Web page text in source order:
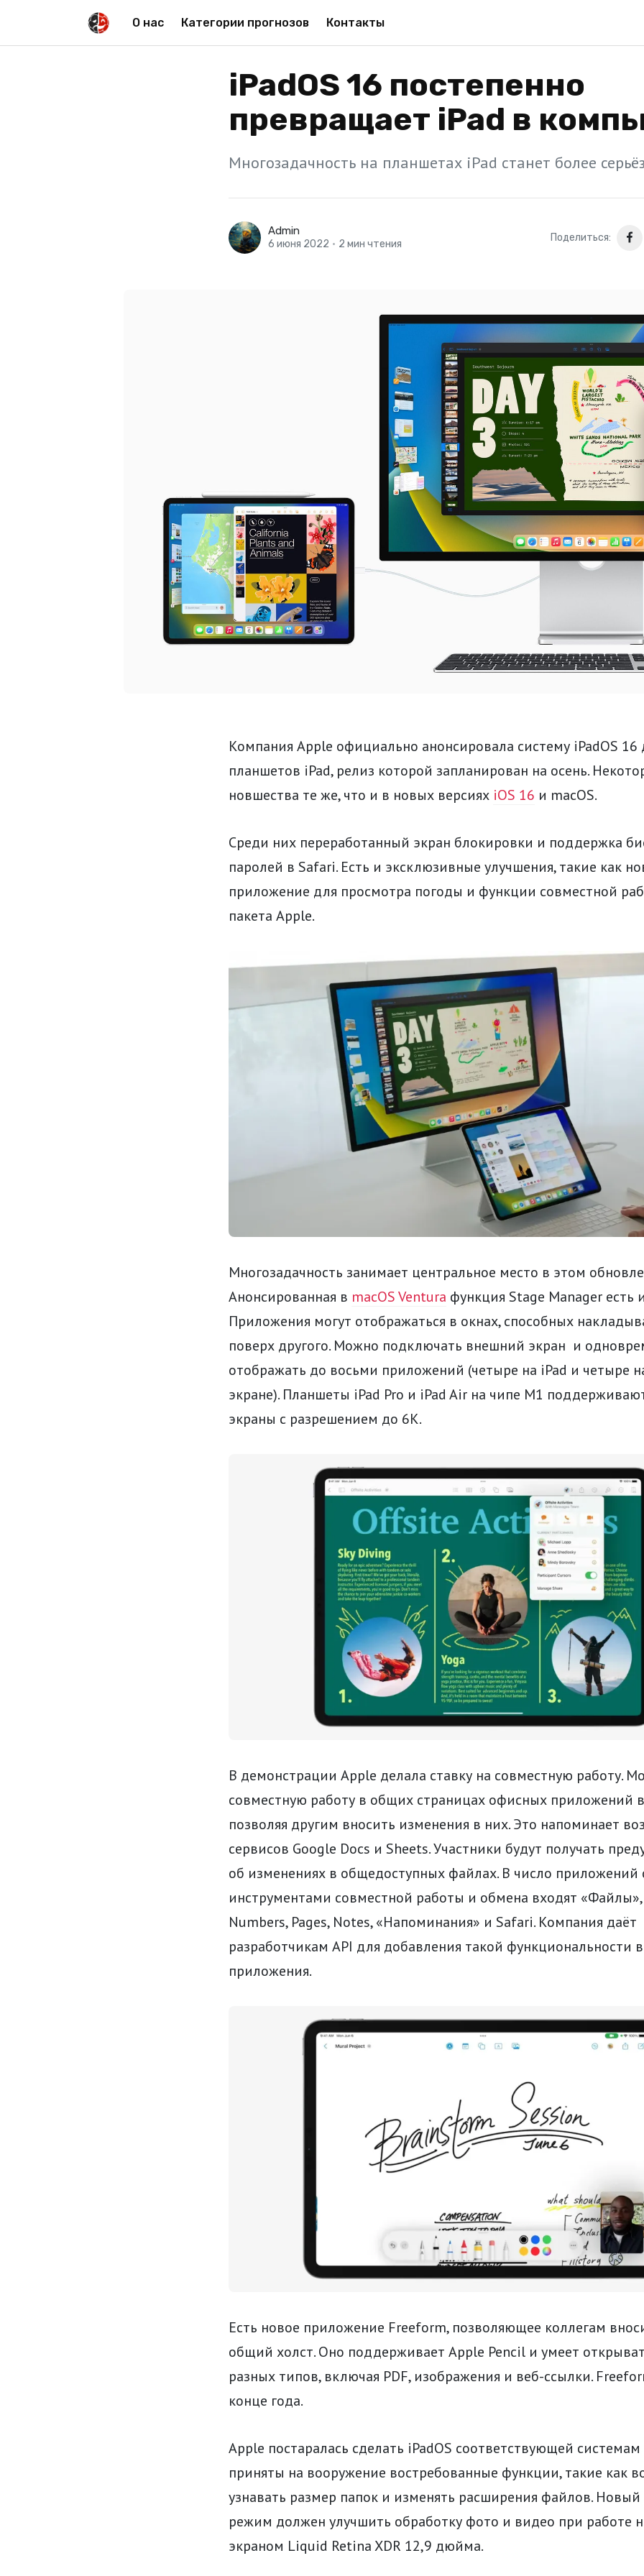
О нас Категории прогнозов Контакты
iPadOS 16 постепенно
превращает iPad в
Многозадачность на планшетах iPad станет более
Admin
6 июня 2022 • 2 мин чтения
Поделиться:
Компания Apple официально анонсировала систему iPadOS 16
планшетов iPad, релиз которой запланирован на осень.
новшества те же, что и в новых версиях iOS 16 и macOS.
Среди них переработанный экран блокировки и поддержка
паролей в Safari. Есть и эксклюзивные улучшения, такие как
приложение для просмотра погоды и функции совместной
пакета Apple.
Многозадачность занимает центральное место в этом
Анонсированная в macOS Ventura функция Stage Manager есть
Приложения могут отображаться в окнах, способных
поверх другого. Можно подключать внешний экран и
отображать до восьми приложений (четыре на iPad и четыре
экране). Планшеты iPad Pro и iPad Air на чипе M1
экраны с разрешением до 6K.
В демонстрации Apple делала ставку на совместную работу.
совместную работу в общих страницах офисных приложений
позволяя другим вносить изменения в них. Это напоминает
сервисов Google Docs и Sheets. Участники будут получать
об изменениях в общедоступных файлах. В число
инструментами совместной работы и обмена входят «Файлы»,
Numbers, Pages, Notes, «Напоминания» и Safari. Компания даёт
разработчикам API для добавления такой функциональности
приложения.
Есть новое приложение Freeform, позволяющее коллегам
общий холст. Оно поддерживает Apple Pencil и умеет
разных типов, включая PDF, изображения и веб-ссылки.
конце года.
Apple постаралась сделать iPadOS соответствующей
приняты на вооружение востребованные функции, такие как
узнавать размер папок и изменять расширения файлов.
режим должен улучшить обработку фото и видео при работе
экраном Liquid Retina XDR 12,9 дюйма.